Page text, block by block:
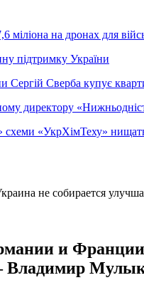
міліона на дронах для
підтримку України
Сверба купує
директору
схеми «УкрХімТеху»
и
Владимир